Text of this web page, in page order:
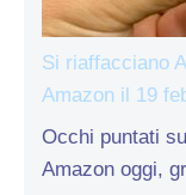
Si riaffacciano
Amazon il 19
Occhi puntati
Amazon oggi,